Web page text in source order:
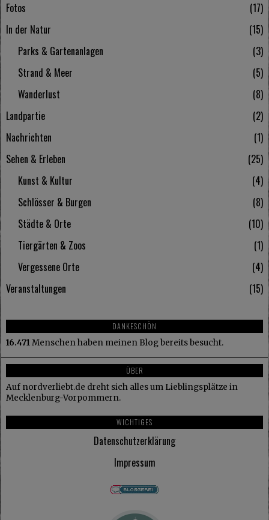
Fotos
17
In der Natur
15
Parks & Gartenanlagen
3
Strand & Meer
5
Wanderlust
8
Landpartie
2
Nachrichten
1
Sehen & Erleben
25
Kunst & Kultur
4
Schlösser & Burgen
8
Städte & Orte
10
Tiergärten & Zoos
1
Vergessene Orte
4
Veranstaltungen
15
DANKESCHÖN
16.471Menschen haben meinen Blog bereits besucht.
ÜBER
Auf nordverliebt.de dreht sich alles um Lieblingsplätze in
Mecklenburg-Vorpommern.
WICHTIGES
Datenschutzerklärung
Impressum